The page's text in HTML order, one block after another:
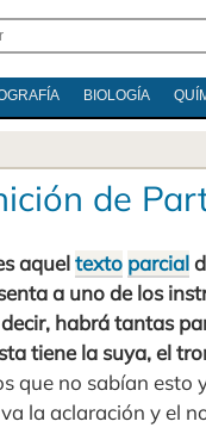
BIOLOGÍA
de
aqueltexto parcial
a uno de los
habrá tantas
tiene la suya, el
que no sabían esto
la aclaración y el